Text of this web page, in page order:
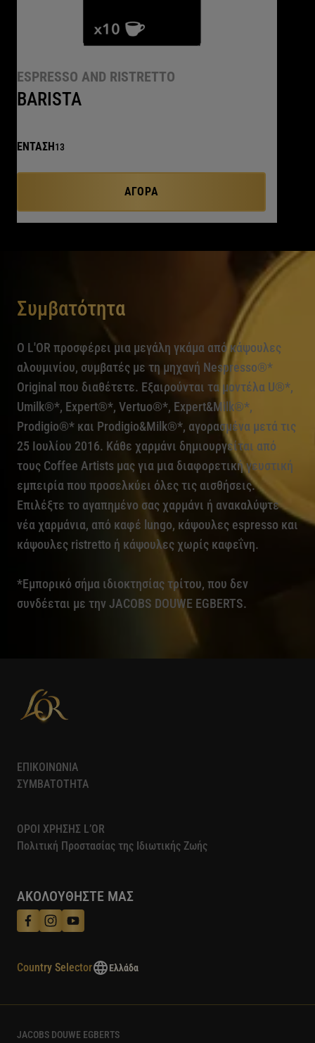
ESPRESSO AND RISTRETTO
BARISTA
ΕΝΤΑΣΗ 13
ΑΓΟΡΆ
Συμβατότητα
O L'OR προσφέρει μια μεγάλη γκάμα από κάψουλες
αλουμινίου, συμβατές με τη μηχανή Nespresso®*
Original που διαθέτετε. Εξαιρούνται τα μοντέλα U®*,
Umilk®*, Expert®*, Vertuo®*, Expert&Milk®*,
Prodigio®* και Prodigio&Milk®*, αγορασμένα μετά τις
25 Ιουλίου 2016. Κάθε χαρμάνι δημιουργείται από
τους Coffee Artists μας για μια διαφορετική γευστική
εμπειρία που προσελκύει όλες τις αισθήσεις.
Επιλέξτε το αγαπημένο σας χαρμάνι ή ανακαλύψτε
νέα χαρμάνια, από καφέ lungo, κάψουλες espresso και
κάψουλες ristretto ή κάψουλες χωρίς καφεΐνη.
*Εμπορικό σήμα ιδιοκτησίας τρίτου, που δεν
συνδέεται με την JACOBS DOUWE EGBERTS.
ΕΠΙΚΟΙΝΩΝΙΑ
ΣΥΜΒΑΤΟΤΗΤΑ
ΟΡΟΙ ΧΡΗΣΗΣ L’OR
Πολιτική Προστασίας της Ιδιωτικής Ζωής​
ΑΚΟΛΟΥΘΗΣΤΕ ΜΑΣ
Country Selector Ελλάδα
JACOBS DOUWE EGBERTS